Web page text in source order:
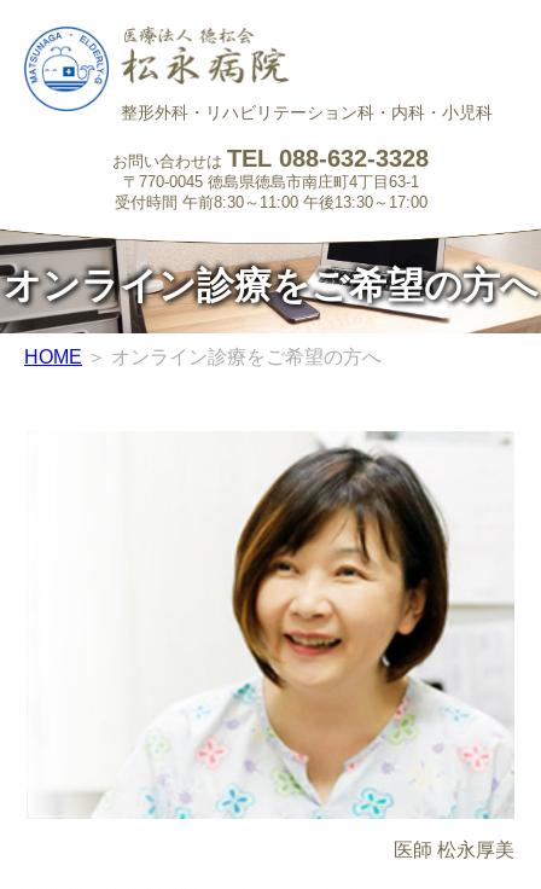
整形外科・リハビリテーション科・内科・小児科
お問い合わせは TEL 088-632-3328
〒770-0045 徳島県徳島市南庄町4丁目63-1
受付時間 午前8:30～11:00 午後13:30～17:00
オンライン診療をご希望の方へ
HOME ＞ オンライン診療をご希望の方へ
医師 松永厚美